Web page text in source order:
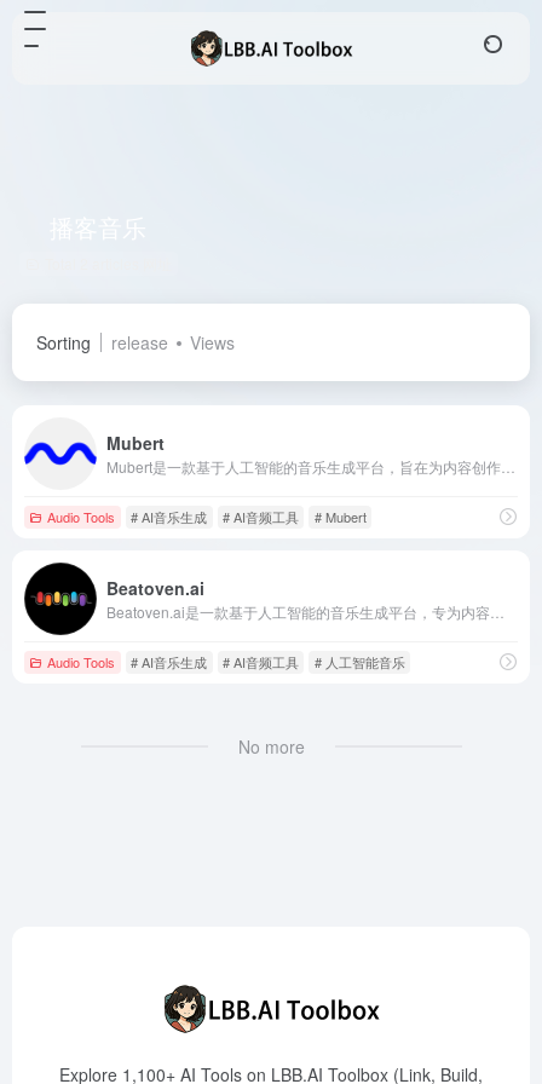
Sorting release Views
Mubert
Audio Tools # AI音乐生成 # AI音频工具 # Mubert
Beatoven.ai
Audio Tools # AI音乐生成 # AI音频工具 # 人工智能音乐
No more
Explore 1,100+ AI Tools on LBB.AI Toolbox (Link, Build,